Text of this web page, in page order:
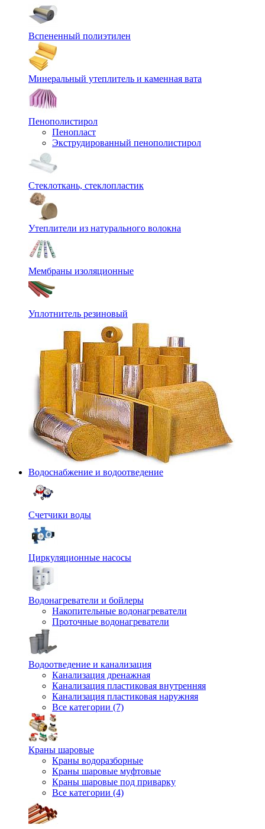
Вспененный полиэтилен
Минеральный утеплитель и каменная вата
Пенополистирол
Пенопласт
Экструдированный пенополистирол
Стеклоткань, стеклопластик
Утеплители из натурального волокна
Мембраны изоляционные
Уплотнитель резиновый
Водоснабжение и водоотведение
Счетчики воды
Циркуляционные насосы
Водонагреватели и бойлеры
Накопительные водонагреватели
Проточные водонагреватели
Водоотведение и канализация
Канализация дренажная
Канализация пластиковая внутренняя
Канализация пластиковая наружняя
Все категории (7)
Краны шаровые
Краны водоразборные
Краны шаровые муфтовые
Краны шаровые под приварку
Все категории (4)